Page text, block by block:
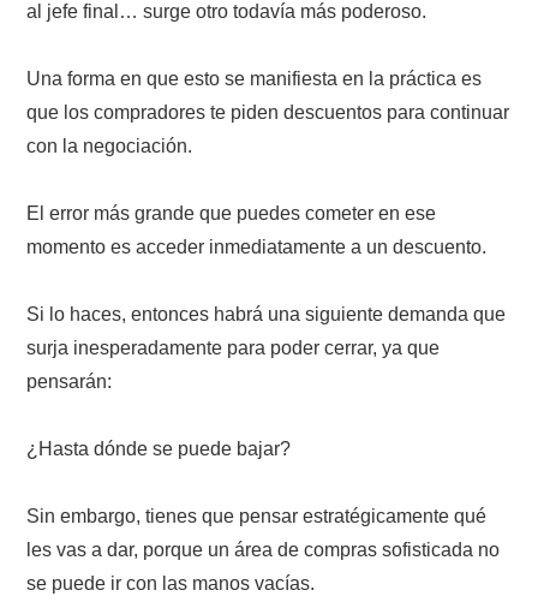
al jefe final… surge otro todavía más poderoso.
Una forma en que esto se manifiesta en la práctica es
que los compradores te piden descuentos para continuar
con la negociación.
El error más grande que puedes cometer en ese
momento es acceder inmediatamente a un descuento.
Si lo haces, entonces habrá una siguiente demanda que
surja inesperadamente para poder cerrar, ya que
pensarán:
¿Hasta dónde se puede bajar?
Sin embargo, tienes que pensar estratégicamente qué
les vas a dar, porque un área de compras sofisticada no
se puede ir con las manos vacías.